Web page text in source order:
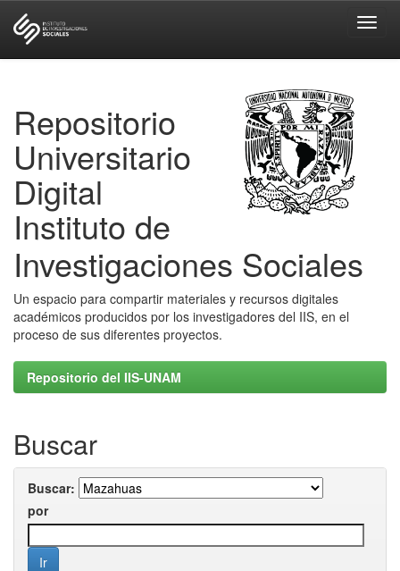
Repositorio
Universitario
Digital
Instituto de
Investigaciones Sociales
Un espacio para compartir materiales y recursos digitales
académicos producidos por los investigadores del IIS, en el
proceso de sus diferentes proyectos.
Repositorio del IIS-UNAM
Buscar
Buscar:
por